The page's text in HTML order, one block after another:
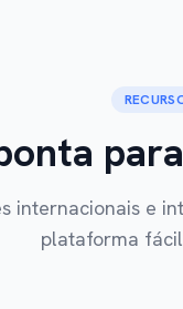
internacionais e
plataforma